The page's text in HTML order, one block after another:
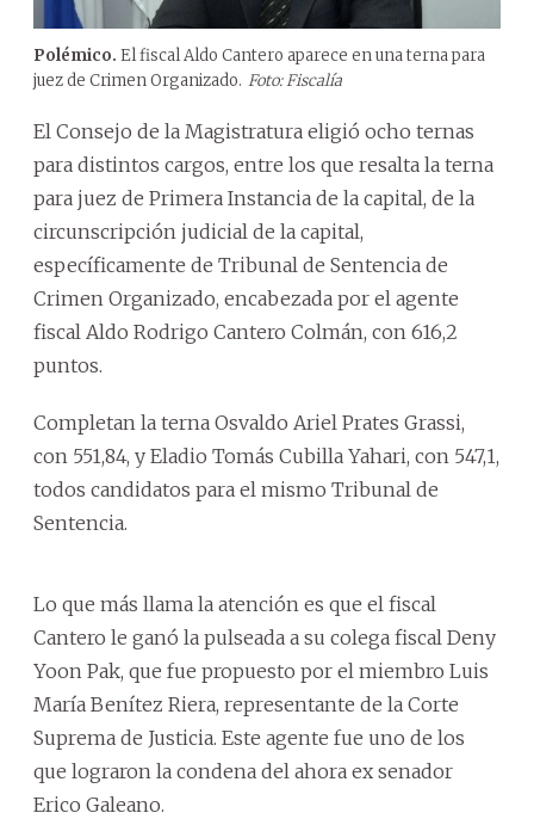
Polémico. El fiscal Aldo Cantero aparece en una terna para
juez de Crimen Organizado. Foto: Fiscalía
El Consejo de la Magistratura eligió ocho ternas
para distintos cargos, entre los que resalta la terna
para juez de Primera Instancia de la capital, de la
circunscripción judicial de la capital,
específicamente de Tribunal de Sentencia de
Crimen Organizado, encabezada por el agente
fiscal Aldo Rodrigo Cantero Colmán, con 616,2
puntos.
Completan la terna Osvaldo Ariel Prates Grassi,
con 551,84, y Eladio Tomás Cubilla Yahari, con 547,1,
todos candidatos para el mismo Tribunal de
Sentencia.
Lo que más llama la atención es que el fiscal
Cantero le ganó la pulseada a su colega fiscal Deny
Yoon Pak, que fue propuesto por el miembro Luis
María Benítez Riera, representante de la Corte
Suprema de Justicia. Este agente fue uno de los
que lograron la condena del ahora ex senador
Erico Galeano.